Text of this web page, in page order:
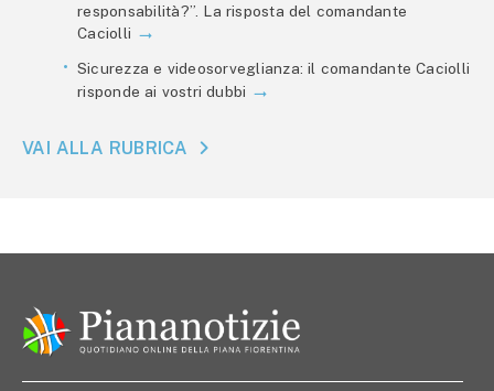
responsabilità?”. La risposta del comandante
Caciolli
Sicurezza e videosorveglianza: il comandante Caciolli
risponde ai vostri dubbi
VAI ALLA RUBRICA